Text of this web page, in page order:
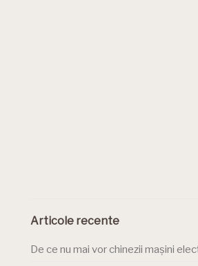
Articole recente
De ce nu mai vor chinezii mașini